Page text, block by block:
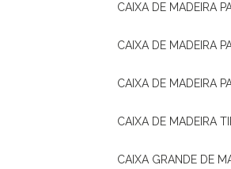
CAIXA DE MADEIRA
CAIXA DE MADEIRA
CAIXA DE MADEIRA
CAIXA DE MADEIRA
CAIXA GRANDE DE